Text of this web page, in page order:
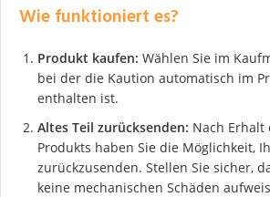
Wie funktioniert es?
Produkt kaufen: Wählen Sie im
bei der die Kaution automatisch im
enthalten ist.
Altes Teil zurücksenden: Nach Erhalt
Produkts haben Sie die Möglichkeit,
zurückzusenden. Stellen Sie sicher,
keine mechanischen Schäden